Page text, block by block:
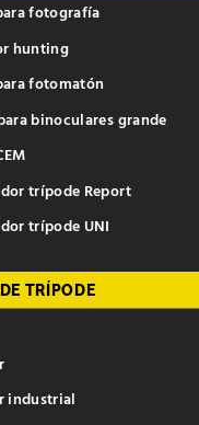
fotografía
hunting
fotomatón
binoculares grande
trípode Report
trípode UNI
TRÍPODE
industrial